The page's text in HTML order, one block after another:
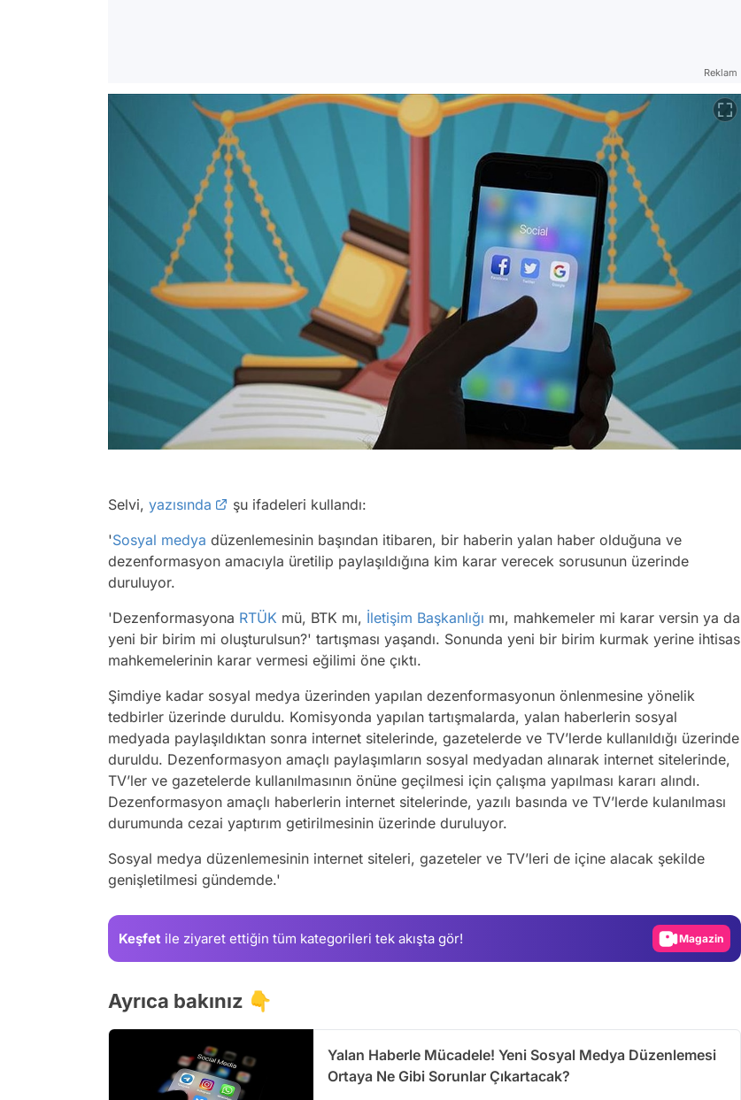
Reklam
Selvi, yazısında
şu ifadeleri kullandı:
'Sosyal medya düzenlemesinin başından itibaren, bir haberin yalan haber olduğuna ve
dezenformasyon amacıyla üretilip paylaşıldığına kim karar verecek sorusunun üzerinde
duruluyor.
'Dezenformasyona RTÜK mü, BTK mı, İletişim Başkanlığı mı, mahkemeler mi karar versin ya da
yeni bir birim mi oluşturulsun?' tartışması yaşandı. Sonunda yeni bir birim kurmak yerine ihtisas
mahkemelerinin karar vermesi eğilimi öne çıktı.
Şimdiye kadar sosyal medya üzerinden yapılan dezenformasyonun önlenmesine yönelik
tedbirler üzerinde duruldu. Komisyonda yapılan tartışmalarda, yalan haberlerin sosyal
medyada paylaşıldıktan sonra internet sitelerinde, gazetelerde ve TV’lerde kullanıldığı üzerinde
duruldu. Dezenformasyon amaçlı paylaşımların sosyal medyadan alınarak internet sitelerinde,
TV’ler ve gazetelerde kullanılmasının önüne geçilmesi için çalışma yapılması kararı alındı.
Dezenformasyon amaçlı haberlerin internet sitelerinde, yazılı basında ve TV’lerde kulanılması
durumunda cezai yaptırım getirilmesinin üzerinde duruluyor.
Sosyal medya düzenlemesinin internet siteleri, gazeteler ve TV’leri de içine alacak şekilde
genişletilmesi gündemde.'
Keşfet ile ziyaret ettiğin tüm kategorileri tek akışta gör! Magazin
Ayrıca bakınız 👇
Yalan Haberle Mücadele! Yeni Sosyal Medya Düzenlemesi
Ortaya Ne Gibi Sorunlar Çıkartacak?